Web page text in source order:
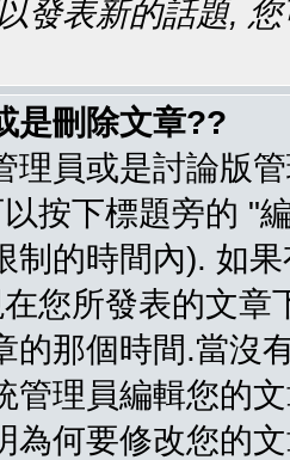
發表新的話題,
是刪除文章??
理員或是討論版
按下標題旁的 "
制的時間內). 如
您所發表的文
的那個時間.當沒
管理員編輯您的
為何要修改您的